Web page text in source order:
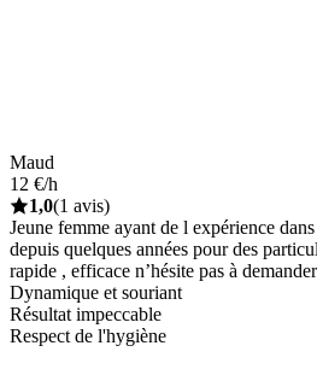
Maud
12 €/h
1,0(1 avis)
Jeune femme ayant de l expérience
depuis quelques années pour des
rapide , efficace n’hésite pas à
Dynamique et souriant
Résultat impeccable
Respect de l'hygiène